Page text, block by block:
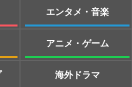
エンタメ・音楽
アニメ・ゲーム
海外ドラマ